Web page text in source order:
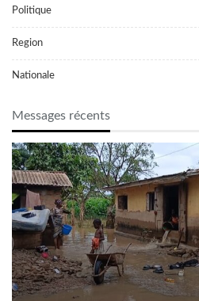
Politique
Region
Nationale
Messages récents